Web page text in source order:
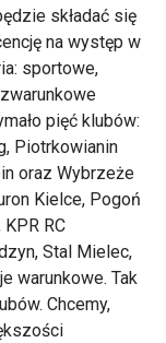
składać się
na występ w
sportowe,
pięć klubów:
Piotrkowianin
oraz Wybrzeże
Kielce, Pogoń
RC
Stal Mielec,
warunkowe. Tak
Chcemy,